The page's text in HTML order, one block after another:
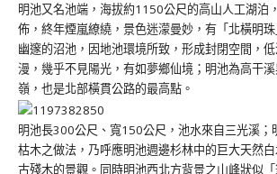
明池又名池端，海拔約1150公尺的高山人工湖泊
佈，終年煙嵐繚繞，景色迷濛曼妙，有「北橫明
幽邃的沼池，因地池環境所致，形成封閉空間，
漫，幾乎不見陽光，有如夢鄉仙境；明池為高干
嶺，也是北部橫貫公路的最高點。
明池長300公尺、寬150公尺，池水來自三光溪；
枯木之做法，乃呼應明池週邊杉林中的巨大天然
古殘木的景觀。同時明池西北方背景之山峰狀似